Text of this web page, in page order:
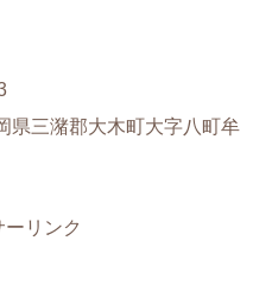
県三潴郡大木町大字八町牟
ーリンク